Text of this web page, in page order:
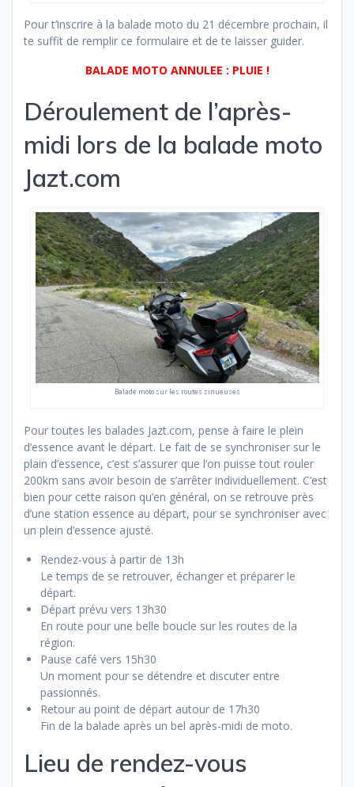
Pour t’inscrire à la balade moto du 21 décembre prochain, il
te suffit de remplir ce formulaire et de te laisser guider.
BALADE MOTO ANNULEE : PLUIE !
Déroulement de l’après-
midi lors de la balade moto
Jazt.com
Balade moto sur les routes sinueuses
Pour toutes les balades Jazt.com, pense à faire le plein
d’essence avant le départ. Le fait de se synchroniser sur le
plain d’essence, c’est s’assurer que l’on puisse tout rouler
200km sans avoir besoin de s’arrêter individuellement. C’est
bien pour cette raison qu’en général, on se retrouve près
d’une station essence au départ, pour se synchroniser avec
un plein d’essence ajusté.
Rendez-vous à partir de 13h
Le temps de se retrouver, échanger et préparer le
départ.
Départ prévu vers 13h30
En route pour une belle boucle sur les routes de la
région.
Pause café vers 15h30
Un moment pour se détendre et discuter entre
passionnés.
Retour au point de départ autour de 17h30
Fin de la balade après un bel après-midi de moto.
Lieu de rendez-vous